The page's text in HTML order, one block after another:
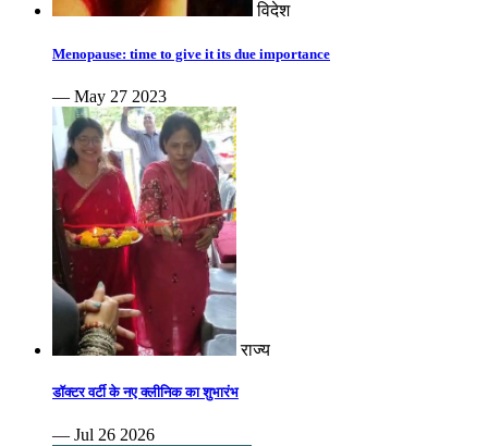
विदेश
Menopause: time to give it its due importance
— May 27 2023
राज्य
डॉक्टर वर्टी के नए क्लीनिक का शुभारंभ
— Jul 26 2026